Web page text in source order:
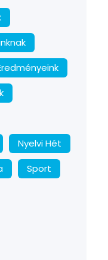
Nyelvi Hét
Sport